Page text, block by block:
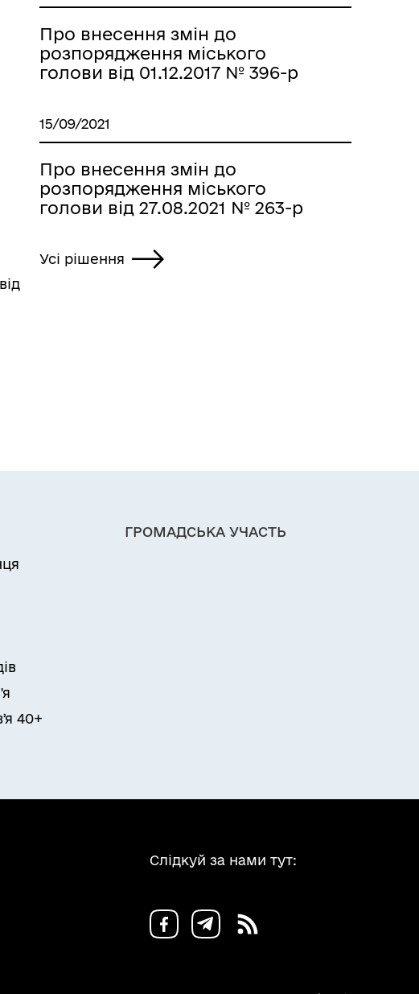
Про внесення змін до
розпорядження міського
голови від 01.12.2017 № 396-р
15/09/2021
Про внесення змін до
розпорядження міського
голови від 27.08.2021 № 263-р
Усі рішення
40+
ГРОМАДСЬКА УЧАСТЬ
Слідкуй за нами тут: